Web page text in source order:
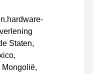
Staten,
Mongolië,